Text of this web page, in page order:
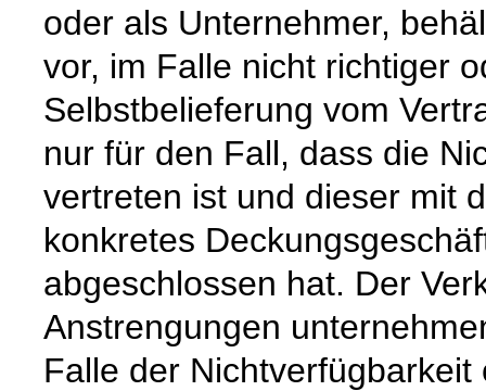
oder als Unternehmer,
vor, im Falle nicht richtiger
Selbstbelieferung vom
nur für den Fall, dass die
vertreten ist und dieser mit
konkretes
abgeschlossen hat. Der
Anstrengungen
Falle der